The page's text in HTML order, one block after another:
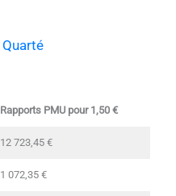
Quarté
Rapports PMU pour 1,50 €
12 723,45 €
1 072,35 €